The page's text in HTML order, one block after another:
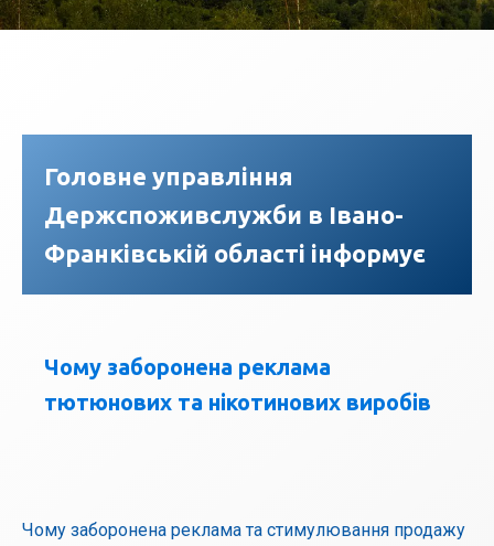
Головне управління
Держспоживслужби в Івано-
Франківській області інформує
Чому заборонена реклама
тютюнових та нікотинових виробів
Чому заборонена реклама та стимулювання продажу